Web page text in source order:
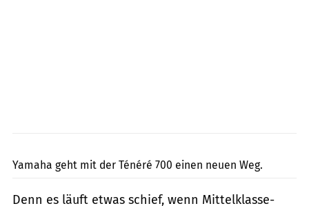
Yamaha geht mit der Ténéré 700 einen neuen Weg.
Denn es läuft etwas schief, wenn ­Mittelklasse-